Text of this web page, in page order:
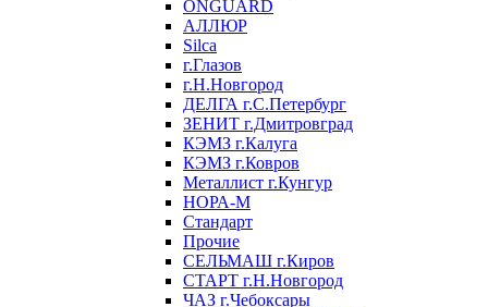
ONGUARD
АЛЛЮР
Silca
г.Глазов
г.Н.Новгород
ДЕЛГА г.С.Петербург
ЗЕНИТ г.Дмитровград
КЭМЗ г.Калуга
КЭМЗ г.Ковров
Металлист г.Кунгур
НОРА-М
Стандарт
Прочие
СЕЛЬМАШ г.Киров
СТАРТ г.Н.Новгород
ЧАЗ г.Чебоксары